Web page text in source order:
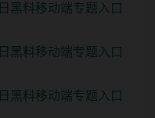
黑料移动端专题入口
黑料移动端专题入口
黑料移动端专题入口